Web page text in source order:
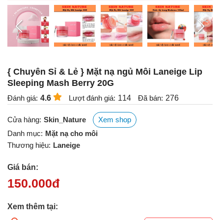
{ Chuyên Sỉ & Lẻ } Mặt nạ ngủ Môi Laneige Lip
Sleeping Mash Berry 20G
Đánh giá: 4.6 Lượt đánh giá: 114 Đã bán: 276
Cửa hàng: Skin_Nature
Xem shop
Danh mục: Mặt nạ cho môi
Thương hiệu: Laneige
Giá bán:
150.000đ
Xem thêm tại: